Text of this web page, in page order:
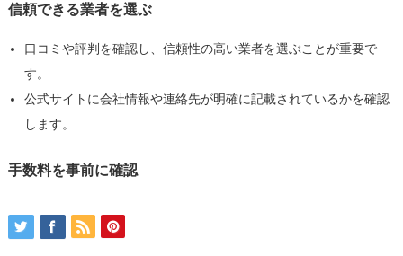
信頼できる業者を選ぶ
口コミや評判を確認し、信頼性の高い業者を選ぶことが重要で
す。
公式サイトに会社情報や連絡先が明確に記載されているかを確認
します。
手数料を事前に確認